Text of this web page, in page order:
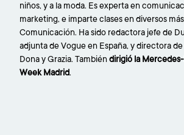
niños, y a la moda. Es experta en
marketing, e imparte clases en diversos
Comunicación. Ha sido redactora jefe de
adjunta de Vogue en España, y directora de
Dona y Grazia. Tambiéndirigió la
Week Madrid.